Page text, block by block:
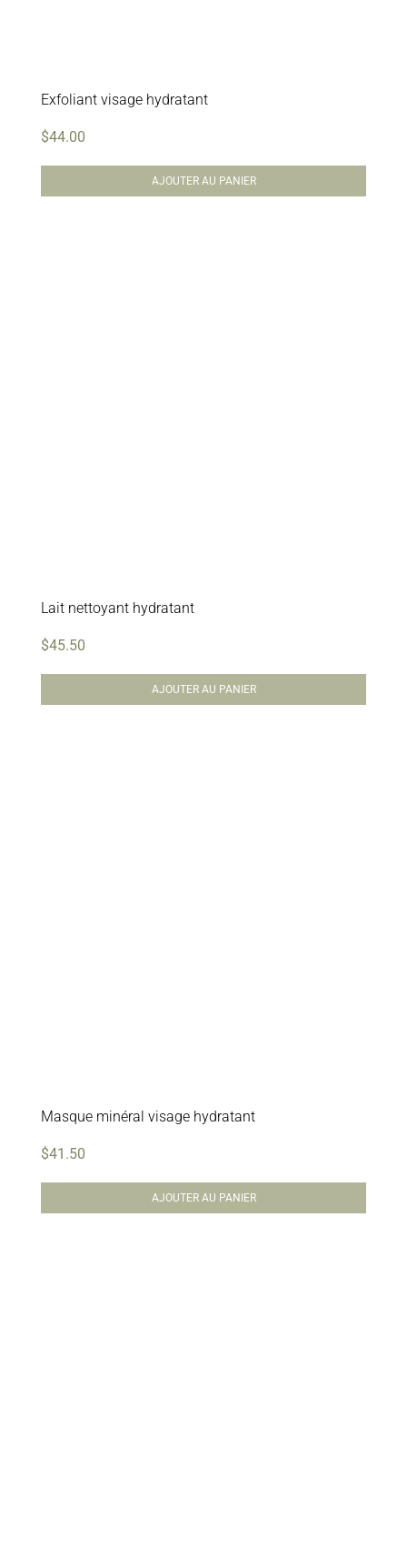
Exfoliant visage hydratant
$44.00
AJOUTER AU PANIER
Lait nettoyant hydratant
$45.50
AJOUTER AU PANIER
Masque minéral visage hydratant
$41.50
AJOUTER AU PANIER